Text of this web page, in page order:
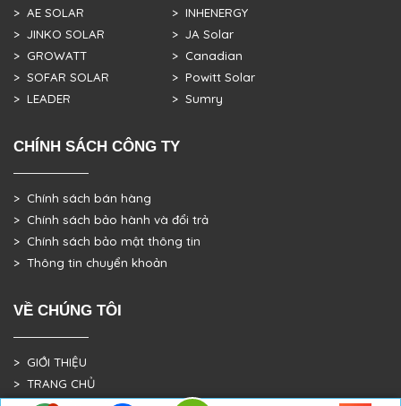
> AE SOLAR
> JINKO SOLAR
> GROWATT
> SOFAR SOLAR
> LEADER
> INHENERGY
> JA Solar
> Canadian
> Powitt Solar
> Sumry
CHÍNH SÁCH CÔNG TY
> Chính sách bán hàng
> Chính sách bảo hành và đổi trả
> Chính sách bảo mật thông tin
> Thông tin chuyển khoản
VỀ CHÚNG TÔI
> GIỚI THIỆU
> TRANG CHỦ